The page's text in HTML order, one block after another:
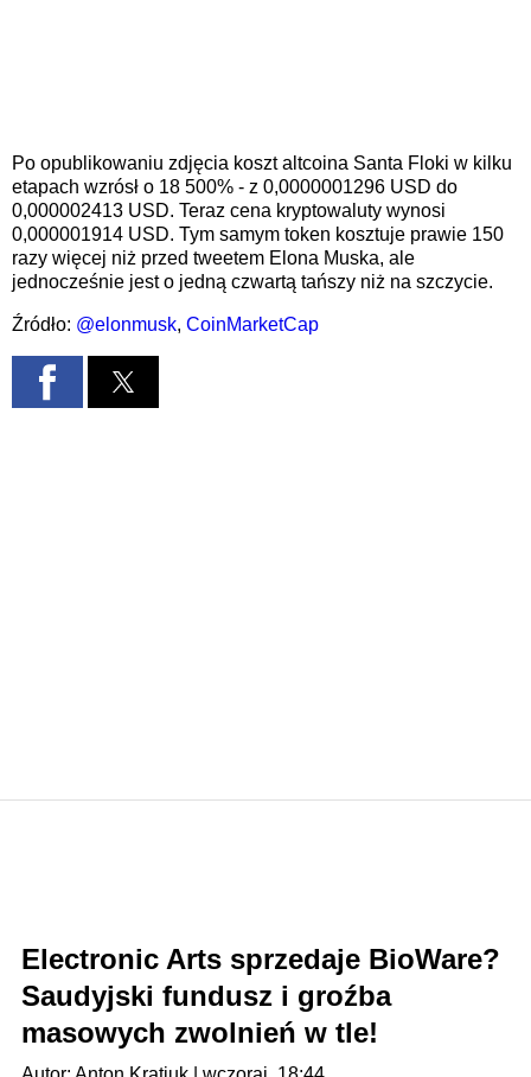
Po opublikowaniu zdjęcia koszt altcoina Santa Floki w kilku
etapach wzrósł o 18 500% - z 0,0000001296 USD do
0,000002413 USD. Teraz cena kryptowaluty wynosi
0,000001914 USD. Tym samym token kosztuje prawie 150
razy więcej niż przed tweetem Elona Muska, ale
jednocześnie jest o jedną czwartą tańszy niż na szczycie.
Źródło: @elonmusk, CoinMarketCap